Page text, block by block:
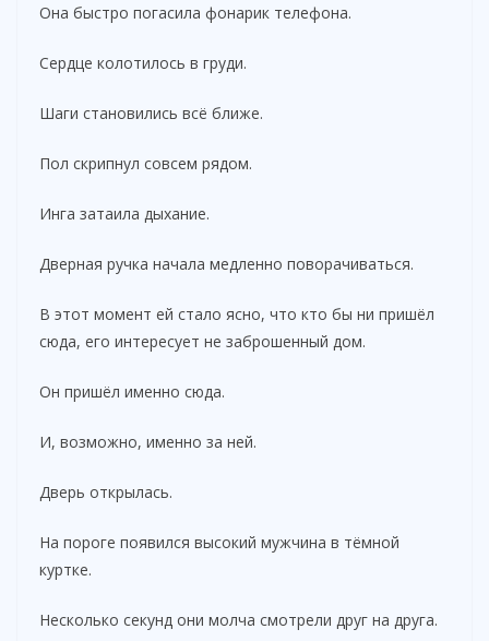
Она быстро погасила фонарик телефона.
Сердце колотилось в груди.
Шаги становились всё ближе.
Пол скрипнул совсем рядом.
Инга затаила дыхание.
Дверная ручка начала медленно поворачиваться.
В этот момент ей стало ясно, что кто бы ни пришёл
сюда, его интересует не заброшенный дом.
Он пришёл именно сюда.
И, возможно, именно за ней.
Дверь открылась.
На пороге появился высокий мужчина в тёмной
куртке.
Несколько секунд они молча смотрели друг на друга.